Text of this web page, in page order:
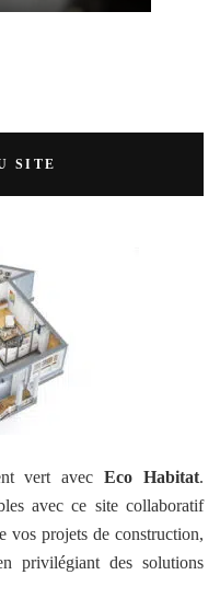
SITE
vert avecEco Habitat.
avec ce site collaboratif
vos projets de construction,
privilégiant des solutions